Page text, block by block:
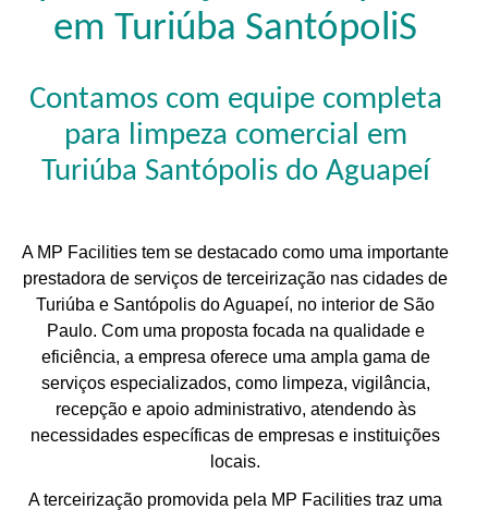
em Turiúba SantópoliS
Contamos com equipe completa
para limpeza comercial em
Turiúba Santópolis do Aguapeí
A MP Facilities tem se destacado como uma importante
prestadora de serviços de terceirização nas cidades de
Turiúba e Santópolis do Aguapeí, no interior de São
Paulo. Com uma proposta focada na qualidade e
eficiência, a empresa oferece uma ampla gama de
serviços especializados, como limpeza, vigilância,
recepção e apoio administrativo, atendendo às
necessidades específicas de empresas e instituições
locais.
A terceirização promovida pela MP Facilities traz uma